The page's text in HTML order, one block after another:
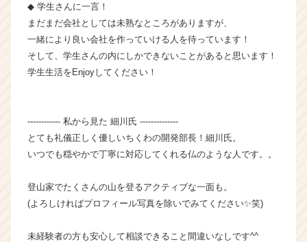
r
e
r）
◆ 学生さんに一言！
まだまだ会社としては未熟なところがありますが、
一緒により良い会社を作っていける人を待っています！
そして、学生さんの内にしかできないことがあると思います！
学生生活をEnjoyしてください！
------------ 私から見た 細川氏 --------------
とても礼儀正しく優しいちくわの開発部長！細川氏。
いつでも穏やかで丁寧に対応してくれる仏のような人です。。
登山家でたくさんの山を登るアクティブな一面も。
(よろしければプロフィール写真を除いでみてください✨笑)
未経験者の方も安心して相談できること間違いなしです^^